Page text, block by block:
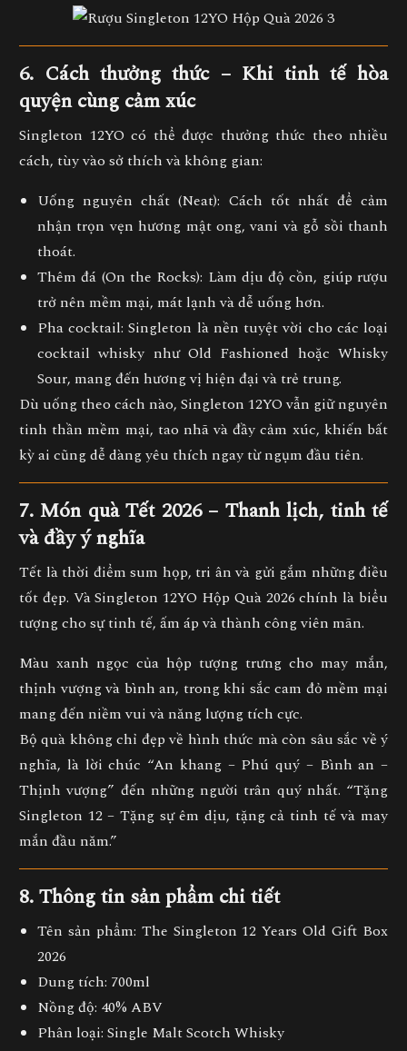
6. Cách thưởng thức – Khi tinh tế hòa
quyện cùng cảm xúc
Singleton 12YO có thể được thưởng thức theo nhiều
cách, tùy vào sở thích và không gian:
Uống nguyên chất (Neat): Cách tốt nhất để cảm
nhận trọn vẹn hương mật ong, vani và gỗ sồi thanh
thoát.
Thêm đá (On the Rocks): Làm dịu độ cồn, giúp rượu
trở nên mềm mại, mát lạnh và dễ uống hơn.
Pha cocktail: Singleton là nền tuyệt vời cho các loại
cocktail whisky như Old Fashioned hoặcWhisky
Sour, mang đến hương vị hiện đại và trẻ trung.
Dù uống theo cách nào, Singleton 12YO vẫn giữ nguyên
tinh thầnmềm mại, tao nhã và đầy cảm xúc, khiến bất
kỳ ai cũng dễ dàng yêu thích ngay từ ngụm đầu tiên.
7. Món quà Tết 2026 – Thanh lịch, tinh tế
và đầy ý nghĩa
Tết là thời điểm sum họp, tri ân và gửi gắm những điều
tốt đẹp. VàSingleton 12YO Hộp Quà 2026 chính là biểu
tượng cho sự tinh tế, ấm áp và thành công viên mãn.
Màu xanh ngọc của hộp tượng trưng cho may mắn,
thịnh vượng và bình an, trong khi sắc cam đỏ mềm mại
mang đến niềm vui và năng lượng tích cực.
Bộ quà không chỉ đẹp về hình thức mà còn sâu sắc về ý
nghĩa, là lời chúc “An khang – Phú quý – Bình an –
Thịnh vượng” đến những người trân quý nhất. “Tặng
Singleton 12 – Tặng sự êm dịu, tặng cả tinh tế và may
mắn đầu năm.”
8. Thông tin sản phẩm chi tiết
Tên sản phẩm: The Singleton 12 Years Old Gift Box
2026
Dung tích: 700ml
Nồng độ: 40% ABV
Phân loại: Single Malt Scotch Whisky